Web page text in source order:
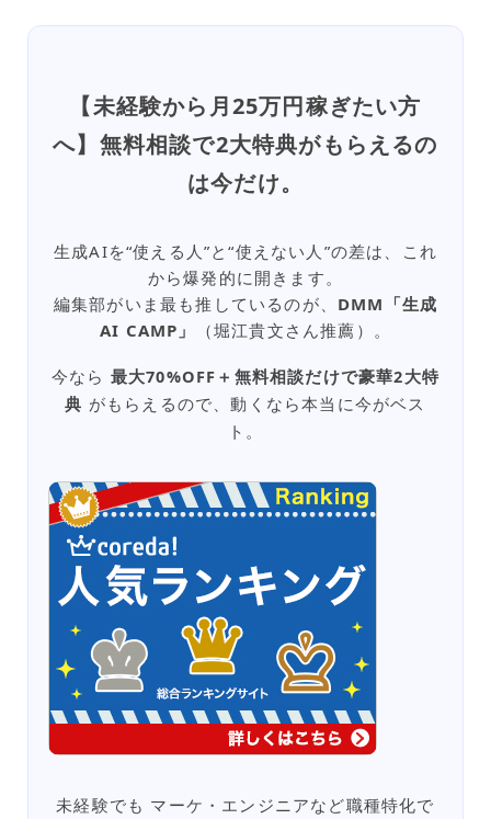
【未経験から月25万円稼ぎたい方
へ】無料相談で2大特典がもらえるの
は今だけ。
生成AIを“使える人”と“使えない人”の差は、これ
から爆発的に開きます。
編集部がいま最も推しているのが、 DMM「生成
AI CAMP」
（堀江貴文さん推薦）。
今なら 最大70%OFF＋無料相談だけで豪華2大特
典 がもらえるので、動くなら本当に今がベス
ト。
未経験でも マーケ・エンジニアなど職種特化で